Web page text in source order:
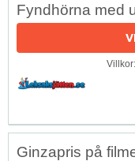
Fyndhörna med
Ginzapris på